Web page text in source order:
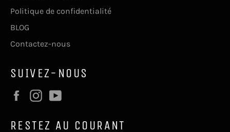
Politique de confidentialité
BLOG
Contactez-nous
SUIVEZ-NOUS
FacebookInstagram
RESTEZ AU COURANT